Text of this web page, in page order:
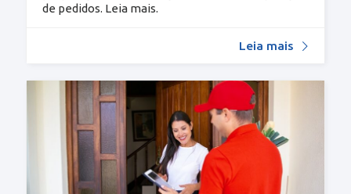
de pedidos. Leia mais.
Leia mais